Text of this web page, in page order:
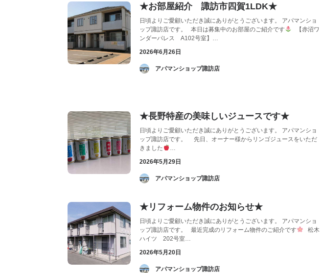
★お部屋紹介 諏訪市四賀1LDK★
日頃よりご愛顧いただき誠にありがとうございます。 アパマンショ
ップ諏訪店です。 本日は募集中のお部屋のご紹介です
【赤沼ワ
ンダーパレス A102号室】…
2026年6月26日
­ アパマンショップ諏訪店
★長野特産の美味しいジュースです★
日頃よりご愛顧いただき誠にありがとうございます。 アパマンショ
ップ諏訪店です。 先日、オーナー様からリンゴジュースをいただ
きました
…
2026年5月29日
­ アパマンショップ諏訪店
★リフォーム物件のお知らせ★
日頃よりご愛顧いただき誠にありがとうございます。 アパマンショ
ップ諏訪店です。 最近完成のリフォーム物件のご紹介です
松木
ハイツ 202号室…
2026年5月20日
­ アパマンショップ諏訪店